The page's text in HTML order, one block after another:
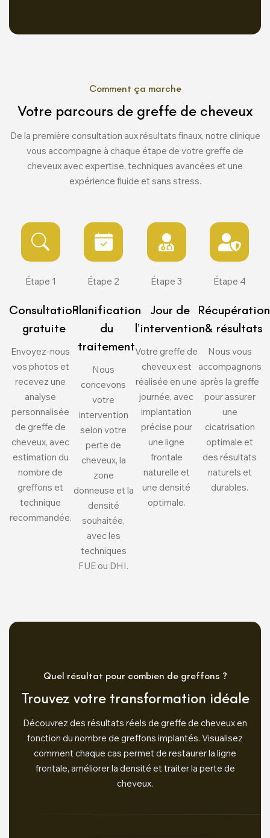
Comment ça marche
Votre parcours de greffe de cheveux
De la première consultation aux résultats finaux, notre clinique
vous accompagne à chaque étape de votre greffe de
cheveux avec expertise, techniques avancées et une
expérience fluide et sans stress.
Étape 1
Consultation
gratuite
Envoyez-nous
vos photos et
recevez une
analyse
personnalisée
de greffe de
cheveux, avec
estimation du
nombre de
greffons et
technique
recommandée.
Étape 2
Planification
du
traitement
Nous
concevons
votre
intervention
selon votre
perte de
cheveux, la
zone
donneuse et la
densité
souhaitée,
avec les
techniques
FUE ou DHI.
Étape 3
Jour de
l’intervention
Votre greffe de
cheveux est
réalisée en une
journée, avec
implantation
précise pour
une ligne
frontale
naturelle et
une densité
optimale.
Étape 4
Récupération
& résultats
Nous vous
accompagnons
après la greffe
pour assurer
une
cicatrisation
optimale et
des résultats
naturels et
durables.
Quel résultat pour combien de greffons ?
Trouvez votre transformation idéale
Découvrez des résultats réels de greffe de cheveux en
fonction du nombre de greffons implantés. Visualisez
comment chaque cas permet de restaurer la ligne
frontale, améliorer la densité et traiter la perte de
cheveux.